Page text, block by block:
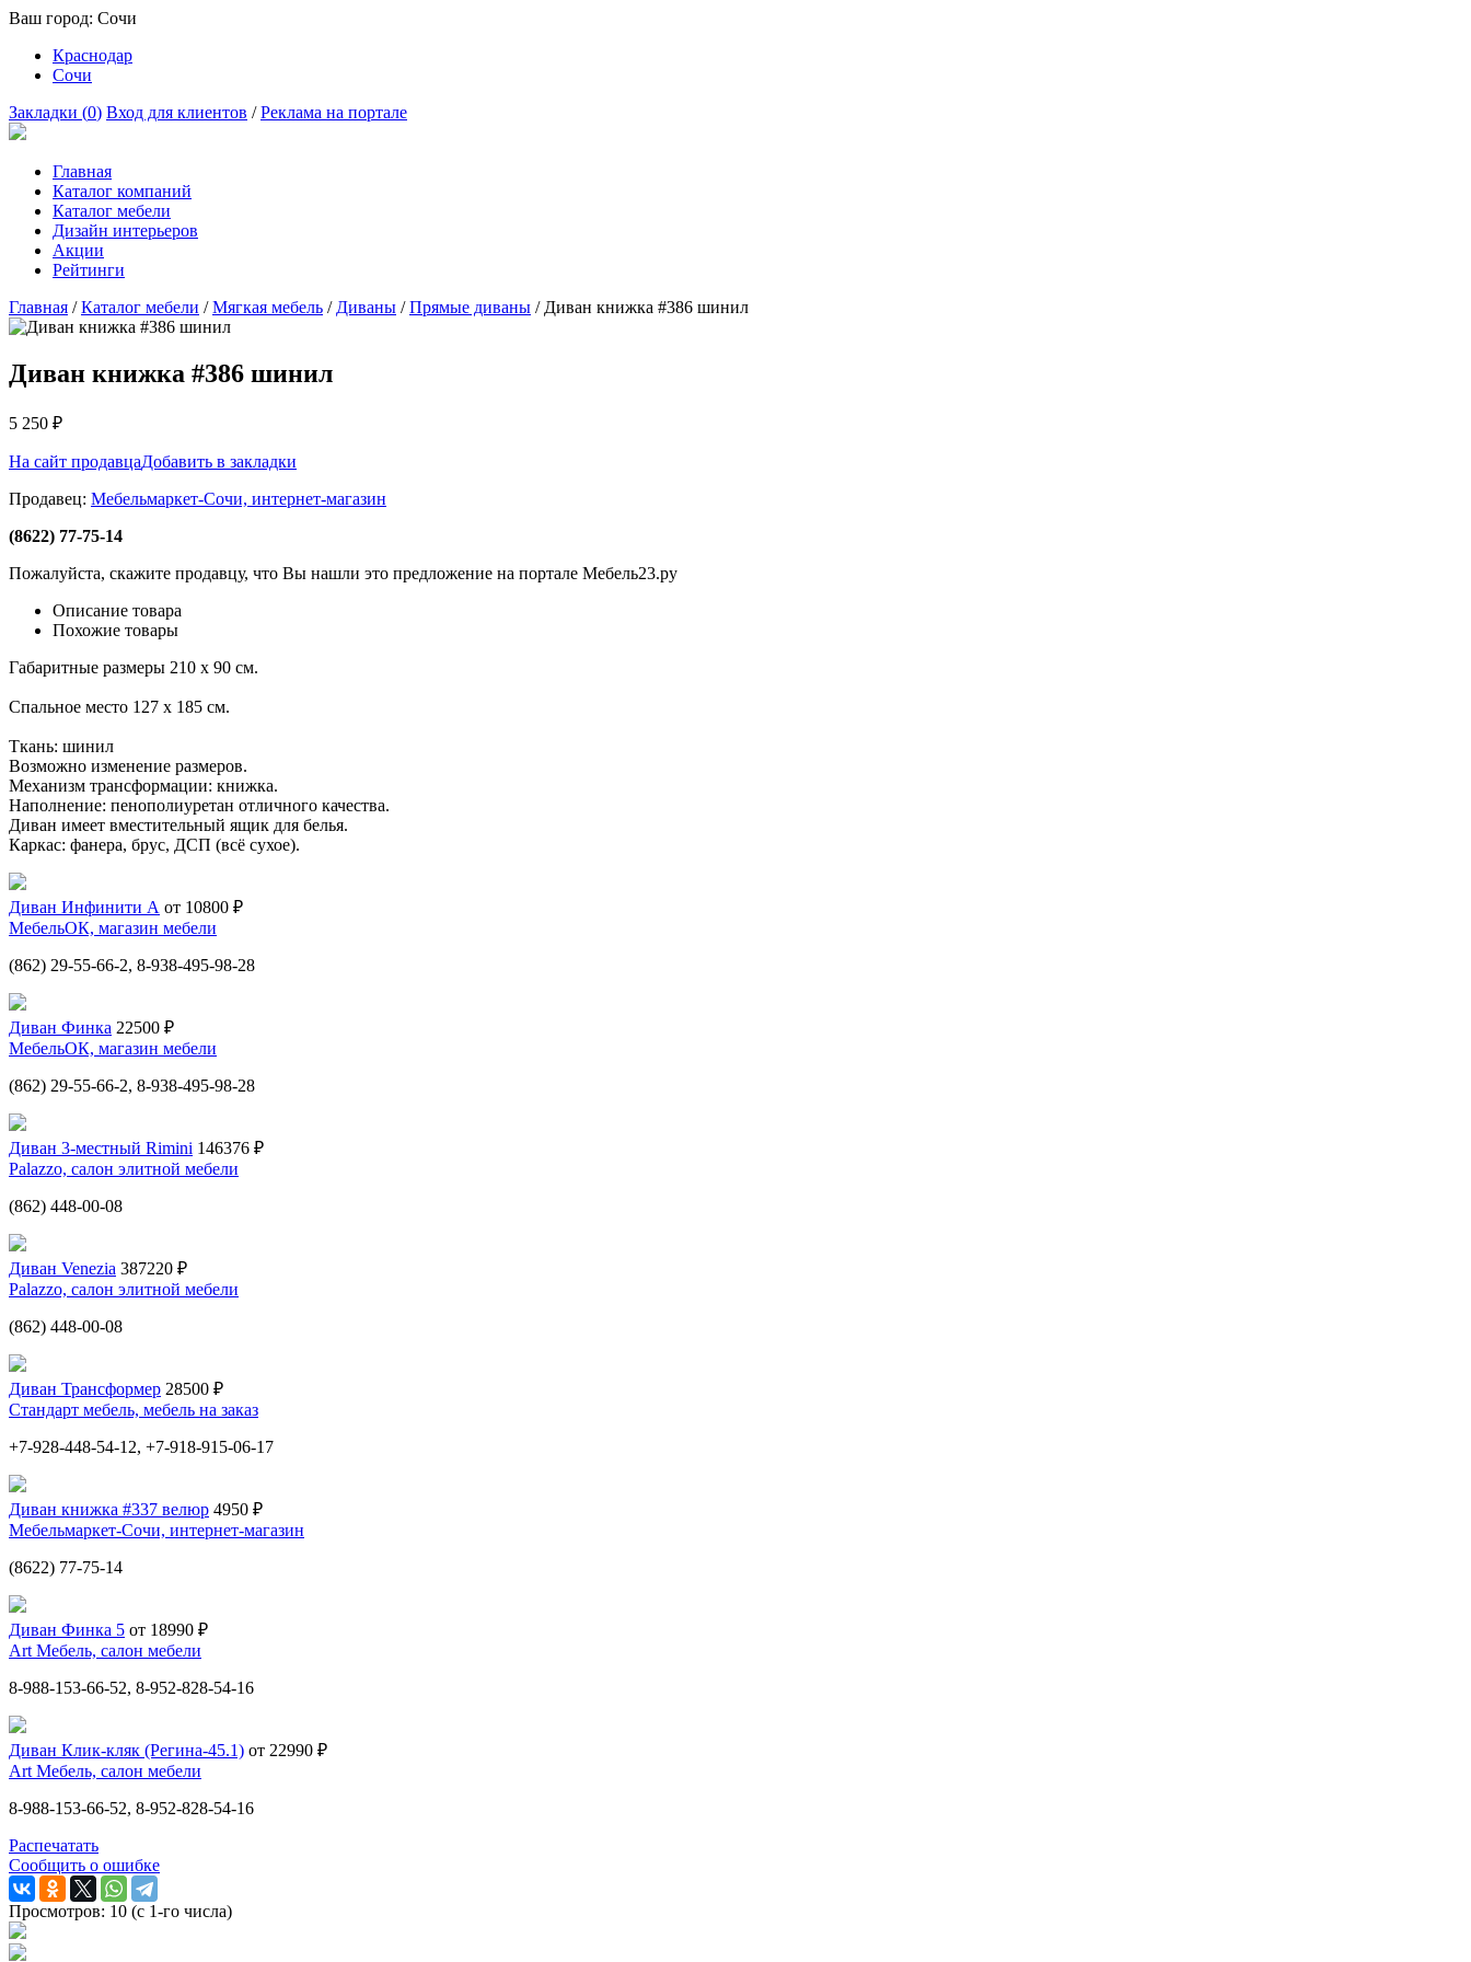
Ваш город: Сочи
Краснодар
Сочи
Закладки (0) Вход для клиентов /Реклама на портале
Главная
Каталог компаний
Каталог мебели
Дизайн интерьеров
Акции
Рейтинги
Главная /Каталог мебели /Мягкая мебель / Диваны /Прямые диваны / Диван книжка #386 шинил
Диван книжка #386 шинил
5 250 ₽
На сайт продавцаДобавить в закладки
Продавец: Мебельмаркет-Сочи, интернет-магазин
(8622) 77-75-14
Пожалуйста, скажите продавцу, что Вы нашли это предложение на портале Мебель23.ру
Описание товара
Похожие товары
Габаритные размеры 210 х 90 см.
Спальное место 127 х 185 см.
Ткань: шинил
Возможно изменение размеров.
Механизм трансформации: книжка.
Наполнение: пенополиуретан отличного качества.
Диван имеет вместительный ящик для белья.
Каркас: фанера, брус, ДСП (всё сухое).
Диван Инфинити А от 10800 ₽
МебельОК, магазин мебели
(862) 29-55-66-2, 8-938-495-98-28
Диван Финка 22500 ₽
МебельОК, магазин мебели
(862) 29-55-66-2, 8-938-495-98-28
Диван 3-местный Rimini 146376 ₽
Palazzo, салон элитной мебели
(862) 448-00-08
Диван Venezia 387220 ₽
Palazzo, салон элитной мебели
(862) 448-00-08
Диван Трансформер 28500 ₽
Стандарт мебель, мебель на заказ
+7-928-448-54-12, +7-918-915-06-17
Диван книжка #337 велюр 4950 ₽
Мебельмаркет-Сочи, интернет-магазин
(8622) 77-75-14
Диван Финка 5 от 18990 ₽
Art Мебель, салон мебели
8-988-153-66-52, 8-952-828-54-16
Диван Клик-кляк (Регина-45.1) от 22990 ₽
Art Мебель, салон мебели
8-988-153-66-52, 8-952-828-54-16
Распечатать
Сообщить о ошибке
Просмотров: 10 (с 1-го числа)